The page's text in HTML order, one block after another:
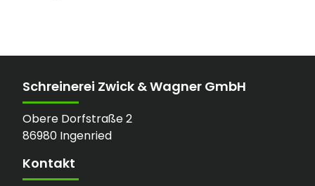
Schreinerei Zwick & Wagner GmbH
Obere Dorfstraße 2
86980 Ingenried
Kontakt